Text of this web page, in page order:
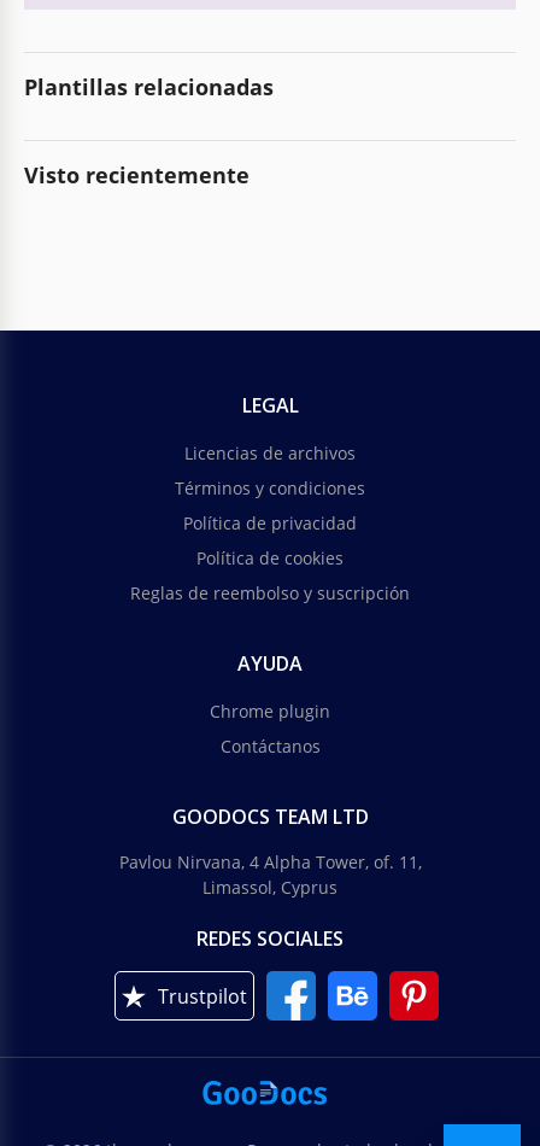
Plantillas relacionadas
Visto recientemente
LEGAL
Licencias de archivos
Términos y condiciones
Política de privacidad
Política de cookies
Reglas de reembolso y suscripción
AYUDA
Chrome plugin
Contáctanos
GOODOCS TEAM LTD
Pavlou Nirvana, 4 Alpha Tower, of. 11,
Limassol, Cyprus
REDES SOCIALES
Trustpilot